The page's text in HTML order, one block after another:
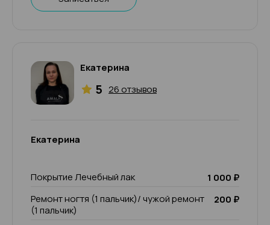
Екатерина
5 26 отзывов
Екатерина
Покрытие Лечебный лак
1 000 ₽
Ремонт ногтя (1 пальчик)/ чужой ремонт
(1 пальчик)
200 ₽